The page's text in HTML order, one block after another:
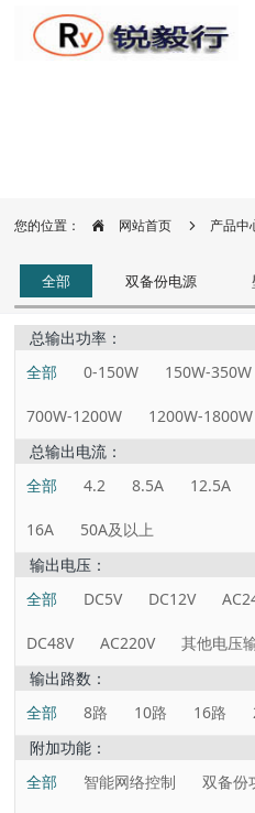
您的位置： 网站首页 产品中
全部 双备份电源
总输出功率：
全部
0-150W 150W-350W
700W-1200W
1200W-1800W
总输出电流：
全部
4.2 8.5A 12.5A
16A
50A及以上
输出电压：
全部
DC5V DC12V
DC48V AC220V 其他电压
输出路数：
全部
8路 10路 16路
附加功能：
全部
智能网络控制 双备份